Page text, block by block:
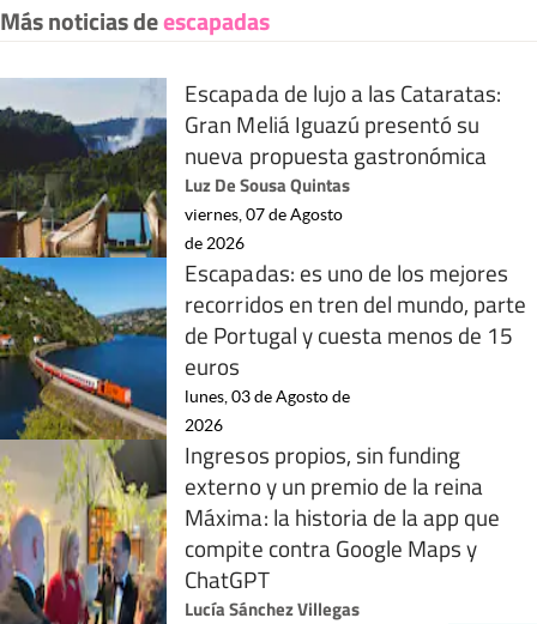
Más noticias deescapadas
Escapada de lujo a las Cataratas:
Gran Meliá Iguazú presentó su
nueva propuesta gastronómica
Luz De Sousa Quintas
viernes, 07 de Agosto
de 2026
Escapadas: es uno de los mejores
recorridos en tren del mundo, parte
de Portugal y cuesta menos de 15
euros
lunes, 03 de Agosto de
2026
Ingresos propios, sin funding
externo y un premio de la reina
Máxima: la historia de la app que
compite contra Google Maps y
ChatGPT
Lucía Sánchez Villegas